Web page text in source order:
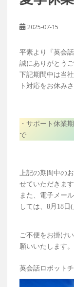
2025-07-15
平素より『英会
誠にありがとうご
下記期間中は当
ト対応をお休み
・サポート休業
で
上記の期間中の
せていただきます
また、電子メー
しては、8月18
ご不便をお掛け
願いいたします。
英会話ロボット